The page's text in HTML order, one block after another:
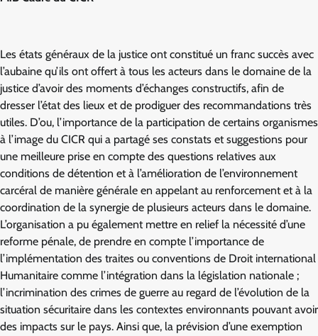
Les états généraux de la justice ont constitué un franc succès avec
l’aubaine qu’ils ont offert à tous les acteurs dans le domaine de la
justice d’avoir des moments d’échanges constructifs, afin de
dresser l’état des lieux et de prodiguer des recommandations très
utiles. D’ou, l’importance de la participation de certains organismes
à l’image du CICR qui a partagé ses constats et suggestions pour
une meilleure prise en compte des questions relatives aux
conditions de détention et à l’amélioration de l’environnement
carcéral de manière générale en appelant au renforcement et à la
coordination de la synergie de plusieurs acteurs dans le domaine.
L’organisation a pu également mettre en relief la nécessité d’une
reforme pénale, de prendre en compte l’importance de
l’implémentation des traites ou conventions de Droit international
Humanitaire comme l’intégration dans la législation nationale ;
l’incrimination des crimes de guerre au regard de l’évolution de la
situation sécuritaire dans les contextes environnants pouvant avoir
des impacts sur le pays. Ainsi que, la prévision d’une exemption